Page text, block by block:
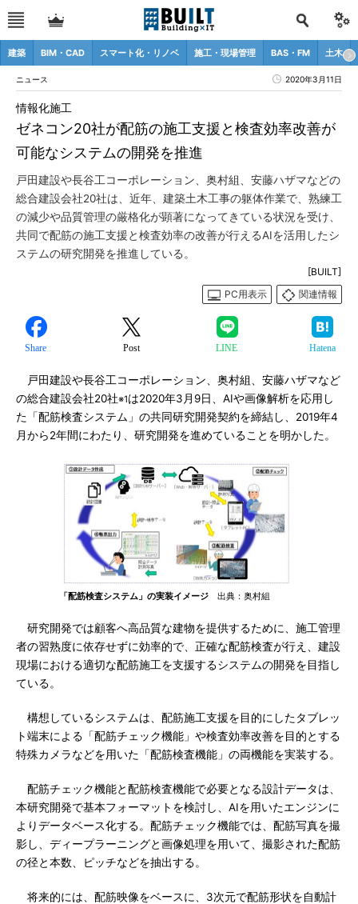
建築 BIM・CAD スマート化・リノベ 施工・現場管理 BAS・FM 土木
ニュース 2020年3月11日
ゼネコン20社が配筋の施工支援と検査効率改善が
可能なシステムの開発を推進
情報化施工
戸田建設や長谷工コーポレーション、奥村組、安藤ハザマなどの
総合建設会社20社は、近年、建築土木工事の躯体作業で、熟練工
の減少や品質管理の厳格化が顕著になってきている状況を受け、
共同で配筋の施工支援と検査効率の改善が行えるAIを活用したシ
ステムの研究開発を推進している。
[BUILT]
PC用表示
関連情報
Share Post LINE Hatena
戸田建設や長谷工コーポレーション、奥村組、安藤ハザマなど
の総合建設会社20社※1は2020年3月9日、AIや画像解析を応用し
た「配筋検査システム」の共同研究開発契約を締結し、2019年4
月から2年間にわたり、研究開発を進めていることを明かした。
「配筋検査システム」の実装イメージ 出典：奥村組
研究開発では顧客へ高品質な建物を提供するために、施工管理
者の習熟度に依存せずに効率的で、正確な配筋検査が行え、建設
現場における適切な配筋施工を支援するシステムの開発を目指し
ている。
構想しているシステムは、配筋施工支援を目的にしたタブレッ
ト端末による「配筋チェック機能」や検査効率改善を目的とする
特殊カメラなどを用いた「配筋検査機能」の両機能を実装する。
配筋チェック機能と配筋検査機能で必要となる設計データは、
本研究開発で基本フォーマットを検討し、AIを用いたエンジンに
よりデータベース化する。配筋チェック機能では、配筋写真を撮
影し、ディープラーニングと画像処理を用いて、撮影された配筋
の径と本数、ピッチなどを抽出する。
将来的には、配筋映像をベースに、3次元で配筋形状を自動計